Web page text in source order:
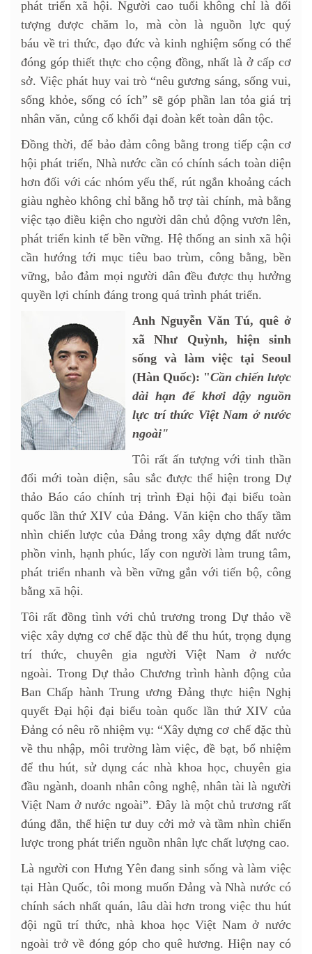
phát triển xã hội. Người cao tuổi không chỉ là đối
tượng được chăm lo, mà còn là nguồn lực quý
báu về tri thức, đạo đức và kinh nghiệm sống có thể
đóng góp thiết thực cho cộng đồng, nhất là ở cấp cơ
sở. Việc phát huy vai trò “nêu gương sáng, sống vui,
sống khỏe, sống có ích” sẽ góp phần lan tỏa giá trị
nhân văn, củng cố khối đại đoàn kết toàn dân tộc.
Đồng thời, để bảo đảm công bằng trong tiếp cận cơ
hội phát triển, Nhà nước cần có chính sách toàn diện
hơn đối với các nhóm yếu thế, rút ngắn khoảng cách
giàu nghèo không chỉ bằng hỗ trợ tài chính, mà bằng
việc tạo điều kiện cho người dân chủ động vươn lên,
phát triển kinh tế bền vững. Hệ thống an sinh xã hội
cần hướng tới mục tiêu bao trùm, công bằng, bền
vững, bảo đảm mọi người dân đều được thụ hưởng
quyền lợi chính đáng trong quá trình phát triển.
Anh Nguyễn Văn Tú, quê ở
xã Như Quỳnh, hiện sinh
sống và làm việc tại Seoul
(Hàn Quốc): "Cần chiến lược
dài hạn để khơi dậy nguồn
lực trí thức Việt Nam ở nước
ngoài"
Tôi rất ấn tượng với tinh thần
đổi mới toàn diện, sâu sắc được thể hiện trong Dự
thảo Báo cáo chính trị trình Đại hội đại biểu toàn
quốc lần thứ XIV của Đảng. Văn kiện cho thấy tầm
nhìn chiến lược của Đảng trong xây dựng đất nước
phồn vinh, hạnh phúc, lấy con người làm trung tâm,
phát triển nhanh và bền vững gắn với tiến bộ, công
bằng xã hội.
Tôi rất đồng tình với chủ trương trong Dự thảo về
việc xây dựng cơ chế đặc thù để thu hút, trọng dụng
trí thức, chuyên gia người Việt Nam ở nước
ngoài. Trong Dự thảo Chương trình hành động của
Ban Chấp hành Trung ương Đảng thực hiện Nghị
quyết Đại hội đại biểu toàn quốc lần thứ XIV của
Đảng có nêu rõ nhiệm vụ: “Xây dựng cơ chế đặc thù
về thu nhập, môi trường làm việc, đề bạt, bổ nhiệm
để thu hút, sử dụng các nhà khoa học, chuyên gia
đầu ngành, doanh nhân công nghệ, nhân tài là người
Việt Nam ở nước ngoài”. Đây là một chủ trương rất
đúng đắn, thể hiện tư duy cởi mở và tầm nhìn chiến
lược trong phát triển nguồn nhân lực chất lượng cao.
Là người con Hưng Yên đang sinh sống và làm việc
tại Hàn Quốc, tôi mong muốn Đảng và Nhà nước có
chính sách nhất quán, lâu dài hơn trong việc thu hút
đội ngũ trí thức, nhà khoa học Việt Nam ở nước
ngoài trở về đóng góp cho quê hương. Hiện nay có